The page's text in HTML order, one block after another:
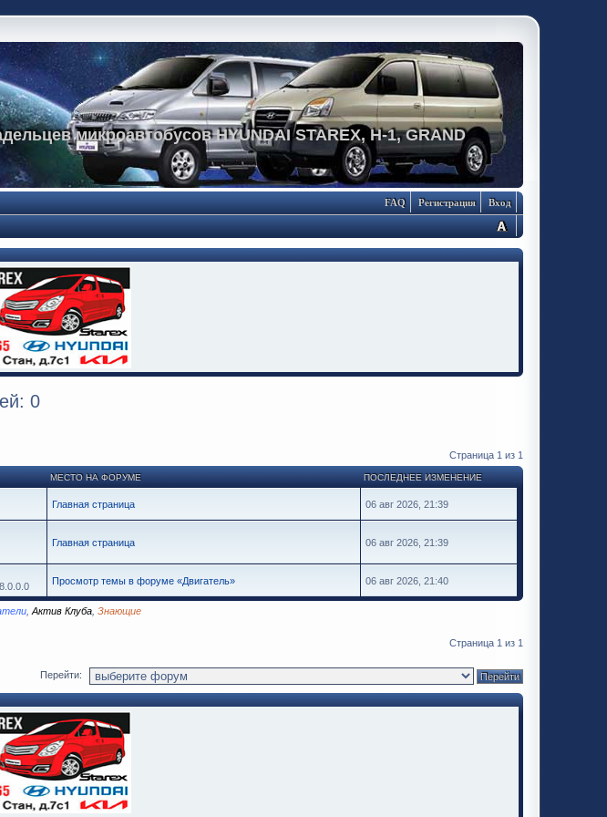
микроавтобусов HYUNDAI STAREX, H-1, GRAND
Вход
Регистрация
FAQ
0
Страница 1 из 1
МЕСТО НА ФОРУМЕ ПОСЛЕДНЕЕ ИЗМЕНЕНИЕ
Главная страница 06 авг 2026, 21:39
Главная страница 06 авг 2026, 21:39
Просмотр темы в форуме «Двигатель» 06 авг 2026, 21:40
Актив Клуба Знающие
Страница 1 из 1
Перейти: